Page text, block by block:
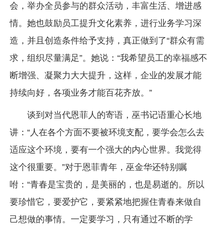
会，举办全员参与的群众活动，丰富生活、增进感
情。她也鼓励员工提升文化素养，进行业务学习深
造，并且创造条件给予支持，真正做到了“群众有需
求，组织尽量满足”。她说：“我希望员工的幸福感不
断增强、凝聚力大大提升，这样，企业的发展才能
持续向好，各项业务才能百花齐放。”
谈到对当代恩菲人的寄语，巫书记语重心长地
讲：“人在各个方面不要被环境支配，要学会怎么去
适应这个环境，要有一个强大的内心世界。我觉得
这个很重要。”对于恩菲青年，巫金华还特别嘱
咐：“青春是宝贵的，是美丽的，也是易逝的。所以
要珍惜它，要爱护它，要紧紧地把握住青春来做自
己想做的事情。一定要学习，只有通过不断的学